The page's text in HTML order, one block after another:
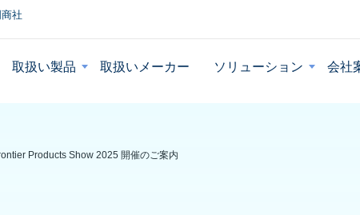
社
取扱い製品 取扱いメーカー ソリューション 会社
Products Show 2025 開催のご案内